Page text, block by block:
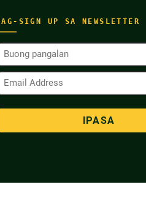
SIGN UP SA NEWSLETTER
Pangalan
Address